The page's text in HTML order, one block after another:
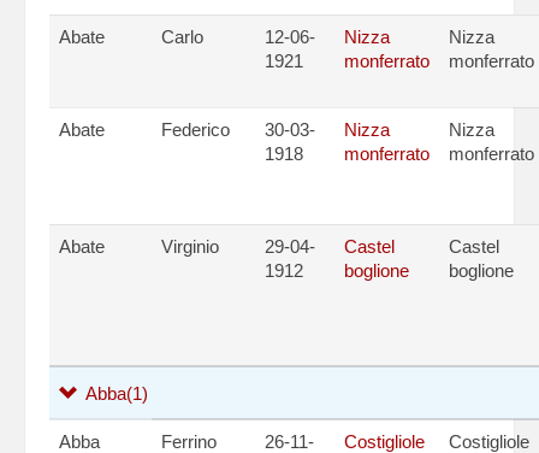
Abate Carlo
12-06-
1921
Nizza
monferrato
Nizza
monferrato
Abate Federico
30-03-
1918
Nizza
monferrato
Nizza
monferrato
Abate Virginio
29-04-
1912
Castel
boglione
Castel
boglione
Abba(1)
Abba Ferrino
26-11-
Costigliole
Costigliole